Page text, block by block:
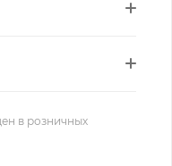
в розничных